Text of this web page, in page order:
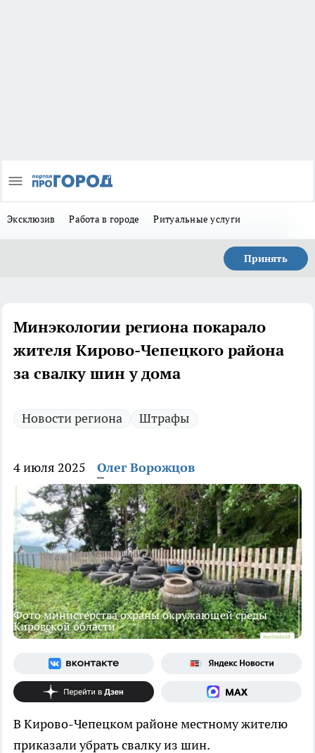
Эксклюзив Работа в городе Ритуальные услуги
Принять
Минэкологии региона покарало
жителя Кирово-Чепецкого района
за свалку шин у дома
Новости региона Штрафы
4 июля 2025 Олег Ворожцов
Фото министерства охраны окружающей среды
Кировской области
В Кирово-Чепецком районе местному жителю
приказали убрать свалку из шин.